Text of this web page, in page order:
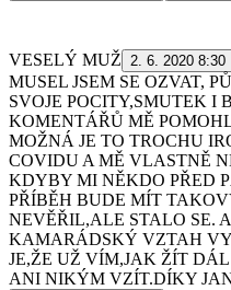
VESELÝ MUŽ 2. 6. 2020 8:30
MUSEL JSEM SE OZVAT,
SVOJE POCITY,SMUTEK I
KOMENTÁŘŮ MĚ
MOŽNÁ JE TO TROCHU
COVIDU A MĚ VLASTNĚ
KDYBY MI NĚKDO PŘED
PŘÍBĚH BUDE MÍT
NEVĚŘIL,ALE STALO SE.
KAMARÁDSKÝ VZTAH
JE,ŽE UŽ VÍM,JAK ŽÍT
ANI NIKÝM VZÍT.DÍKY